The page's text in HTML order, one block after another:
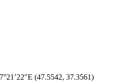
(47.5542, 37.3561)